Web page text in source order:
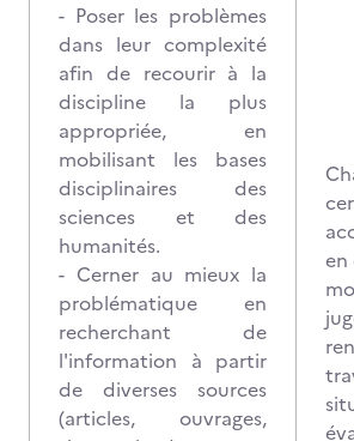
- Poser les problèmes
dans leur complexité
afin de recourir à la
discipline la plus
appropriée, en
mobilisant les bases
disciplinaires des
sciences et des
humanités.
- Cerner au mieux la
problématique en
recherchant de
l'information à partir
de diverses sources
(articles, ouvrages,